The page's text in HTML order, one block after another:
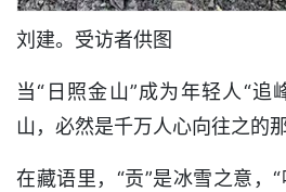
刘建。受访者供图
当“日照金山”成为年轻人“追
山，必然是千万人心向往之的那
在藏语里，“贡”是冰雪之意，